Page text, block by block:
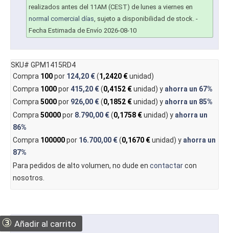
realizados antes del 11AM (CEST) de lunes a viernes en
normal comercial días, sujeto a disponibilidad de stock. -
Fecha Estimada de Envío 2026-08-10
SKU# GPM1415RD4
Compra 100por 124,20 €(1,2420 €unidad)
Compra 1000por415,20 €(0,4152 €unidad) y ahorra un 67%
Compra5000por 926,00 €(0,1852 €unidad) y ahorra un 85%
Compra 50000por 8.790,00 €(0,1758 €unidad) y ahorra un
86%
Compra 100000por 16.700,00 €(0,1670 €unidad) y ahorra un
87%
Para pedidos de alto volumen, no dude en contactarcon
nosotros.
③ Añadir al carrito